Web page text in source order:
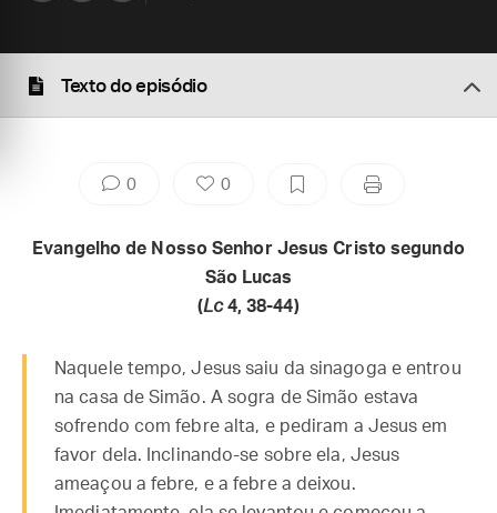
Texto do episódio
0 0
Evangelho de Nosso Senhor Jesus Cristo segundo
São Lucas
(Lc4, 38-44)
Naquele tempo, Jesus saiu da sinagoga e entrou
na casa de Simão. A sogra de Simão estava
sofrendo com febre alta, e pediram a Jesus em
favor dela. Inclinando-se sobre ela, Jesus
ameaçou a febre, e a febre a deixou.